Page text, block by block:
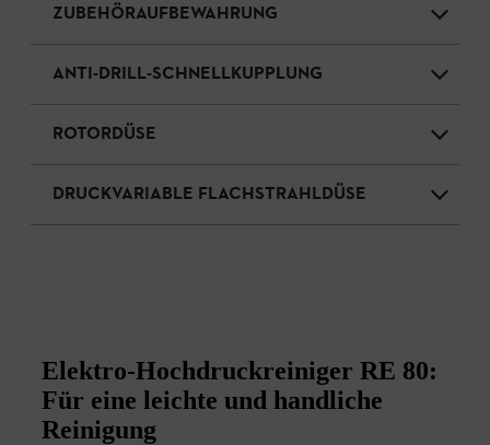
ZUBEHÖRAUFBEWAHRUNG
ANTI-DRILL-SCHNELLKUPPLUNG
ROTORDÜSE
DRUCKVARIABLE FLACHSTRAHLDÜSE
Elektro-Hochdruckreiniger RE 80:
Für eine leichte und handliche
Reinigung